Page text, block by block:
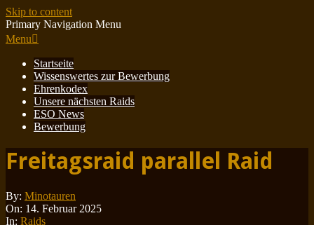
Skip to content
Primary Navigation Menu
Menu
Startseite
Wissenswertes zur Bewerbung
Ehrenkodex
Unsere nächsten Raids
ESO News
Bewerbung
Freitagsraid parallel Raid
By: Minotauren
On: 14. Februar 2025
In: Raids